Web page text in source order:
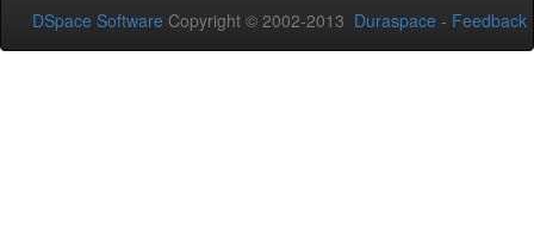
DSpace Software Copyright © 2002-2013 Duraspace - Feedback